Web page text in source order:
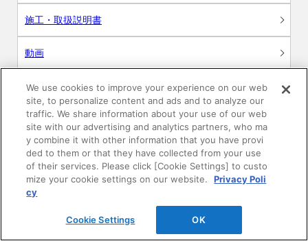
施工・取扱説明書
動画
シミュレーションツール
24時間換気システム〈エアスマート〉
簡易設計見積ソフト
R&Dセンター環境測定・分析サービス
商品マスター申し込み
We use cookies to improve your experience on our web
site, to personalize content and ads and to analyze our
traffic. We share information about your use of our web
site with our advertising and analytics partners, who ma
y combine it with other information that you have provi
ded to them or that they have collected from your use
of their services. Please click [Cookie Settings] to custo
mize your cookie settings on our website.
Privacy Poli
cy
Cookie Settings OK